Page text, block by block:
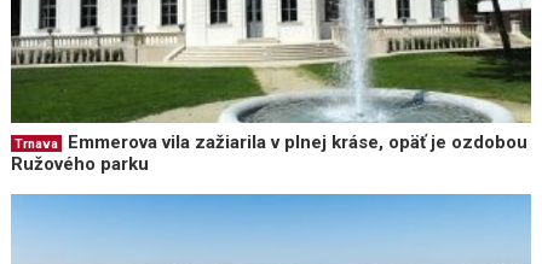
Trnava
Emmerova vila zažiarila v plnej kráse, opäť je ozdobou
Ružového parku